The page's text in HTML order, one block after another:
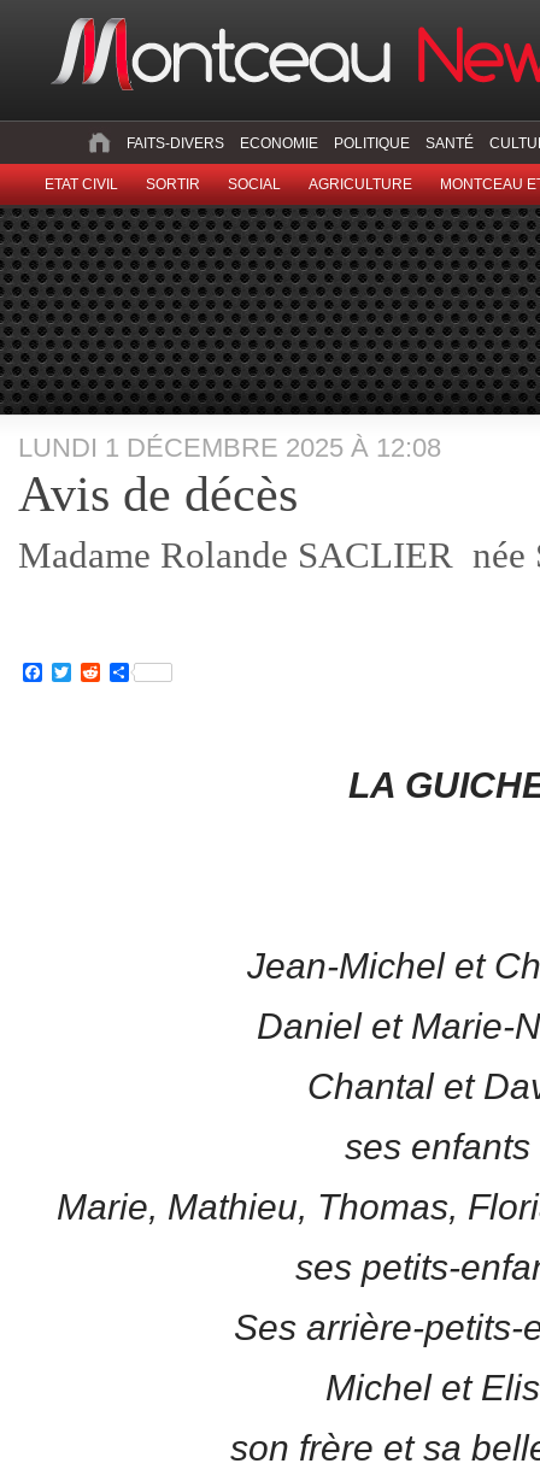
FAITS-DIVERS ECONOMIE POLITIQUE SANTÉ
ETAT CIVIL SORTIR SOCIAL AGRICULTURE MONTCEAU
LUNDI 1 DÉCEMBRE 2025 À 12:08
Avis de décès
Madame Rolande SACLIER
Facebook
TwitterRedditPartager
LA
Jean-Michel et
Daniel et Marie-
Chantal et
ses enfants
Marie, Mathieu, Thomas,
ses petits-
Ses arrière-petits-
Michel et
son frère et sa